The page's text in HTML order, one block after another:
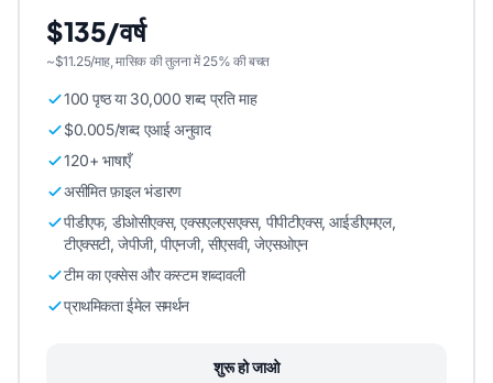
$135/वर्ष
~$11.25/माह, मासिक की तुलना में 25% की बचत
100 पृष्ठ या 30,000 शब्द प्रति माह
$0.005/शब्द एआई अनुवाद
120+ भाषाएँ
असीमित फ़ाइल भंडारण
पीडीएफ, डीओसीएक्स, एक्सएलएसएक्स, पीपीटीएक्स, आईडीएमएल,
टीएक्सटी, जेपीजी, पीएनजी, सीएसवी, जेएसओएन
टीम का एक्सेस और कस्टम शब्दावली
प्राथमिकता ईमेल समर्थन
शुरू हो जाओ